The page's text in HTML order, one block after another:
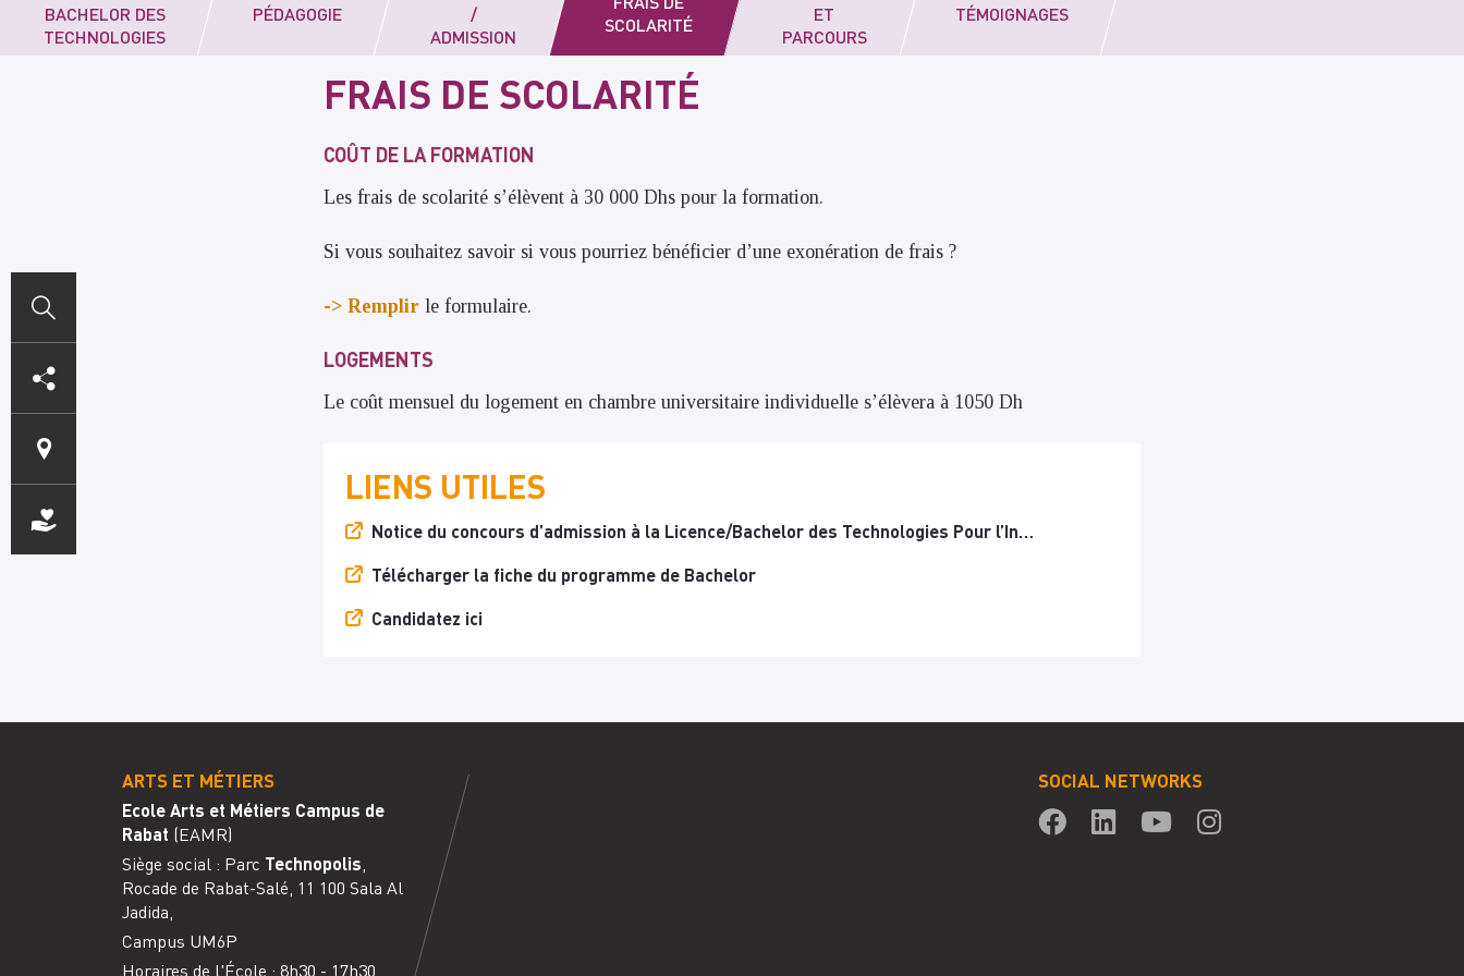
ACCÈS
DIRECTS
BACHELOR DES
TECHNOLOGIES
PÉDAGOGIE
/
ADMISSION
SCOLARITÉ
ET
PARCOURS
TÉMOIGNAGES
FRAIS DE SCOLARITÉ
COÛT DE LA FORMATION
Les frais de scolarité s’élèvent à 30 000 Dhs pour la formation.
Si vous souhaitez savoir si vous pourriez bénéficier d’une exonération de frais ?
-> Remplir le formulaire.
LOGEMENTS
Le coût mensuel du logement en chambre universitaire individuelle s’élèvera à 1050 Dh
LIENS UTILES
Notice du concours d’admission à la Licence/Bachelor des Technologies Pour l’In…
Télécharger la fiche du programme de Bachelor
Candidatez ici
ARTS ET MÉTIERS
Ecole Arts et Métiers Campus de
Rabat (EAMR)
Siège social : Parc Technopolis
Rocade de Rabat-Salé, 11 100 Sala Al
Jadida,
Campus UM6P
Horaires de l'École : 8h30 - 17h30
SOCIAL NETWORKS